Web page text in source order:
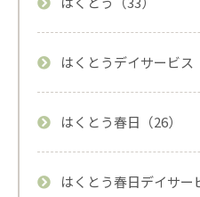
はくとうデイサービス
はくとう春日（26）
はくとう春日デイサー